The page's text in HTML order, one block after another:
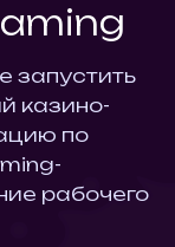
запустить
казино-
по
рабочего